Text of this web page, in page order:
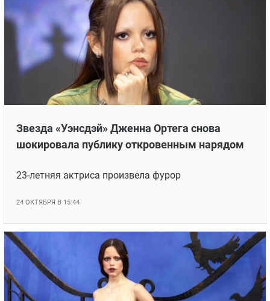
Звезда «Уэнсдэй» Дженна Ортега снова
шокировала публику откровенным нарядом
23-летняя актриса произвела фурор
24 ОКТЯБРЯ В 15:44